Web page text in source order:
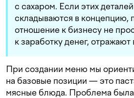
с сахаром. Если этих
складываются в концепцию,
отношение к бизнесу не
к заработку денег,
При создании меню мы
на базовые позиции — это
мясные блюда. Проблема была